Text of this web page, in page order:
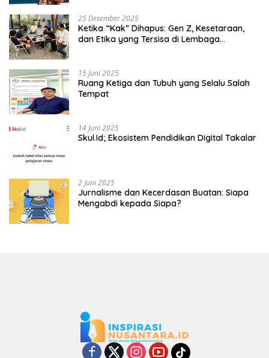
25 Desember 2025
Ketika “Kak” Dihapus: Gen Z, Kesetaraan,
dan Etika yang Tersisa di Lembaga
15 Juni 2025
Ruang Ketiga dan Tubuh yang Selalu Salah
Tempat
14 Juni 2025
Skul.Id; Ekosistem Pendidikan Digital Takalar
2 Juni 2025
Jurnalisme dan Kecerdasan Buatan: Siapa
Mengabdi kepada Siapa?